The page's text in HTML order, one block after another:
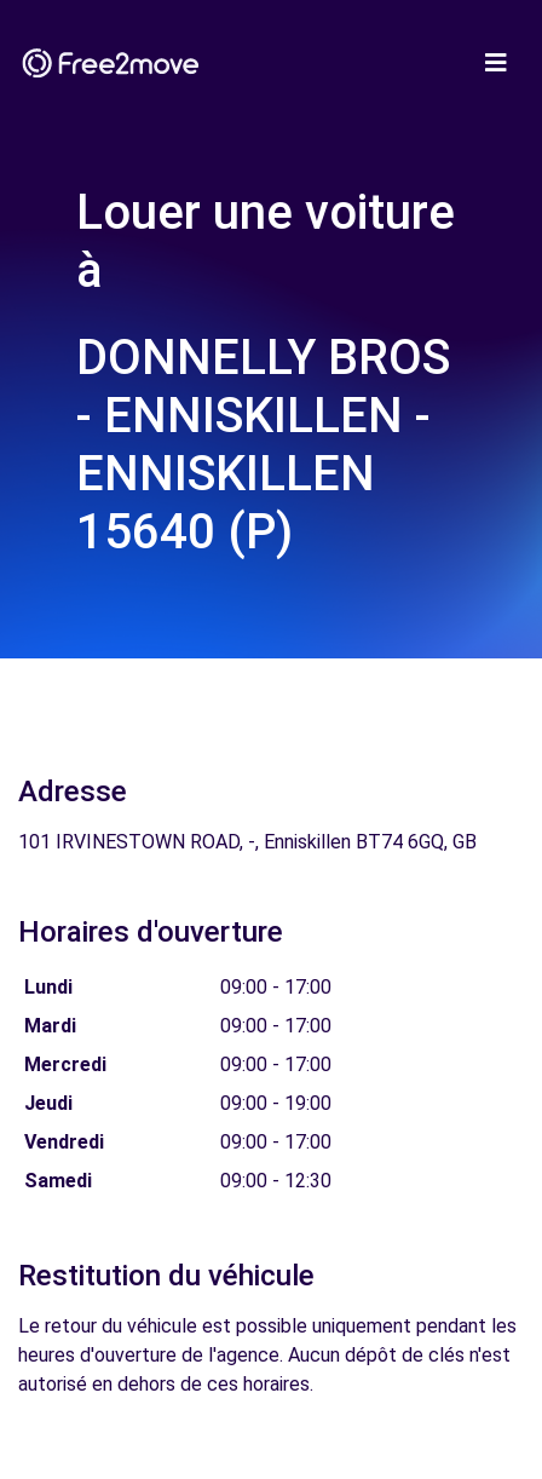
Louer une voiture
à
DONNELLY BROS
- ENNISKILLEN -
ENNISKILLEN
15640 (P)
Adresse
101 IRVINESTOWN ROAD, -, Enniskillen BT74 6GQ, GB
Horaires d'ouverture
Lundi
09:00 - 17:00
Mardi
09:00 - 17:00
Mercredi
09:00 - 17:00
Jeudi
09:00 - 19:00
Vendredi
09:00 - 17:00
Samedi
09:00 - 12:30
Restitution du véhicule
Le retour du véhicule est possible uniquement pendant les
heures d'ouverture de l'agence. Aucun dépôt de clés n'est
autorisé en dehors de ces horaires.